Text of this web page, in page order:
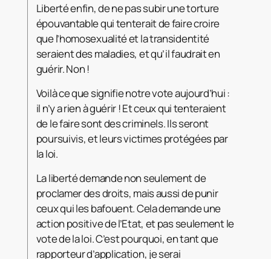
Liberté enfin, de ne pas subir une torture
épouvantable qui tenterait de faire croire
que l’homosexualité et la transidentité
seraient des maladies, et qu’il faudrait en
guérir. Non !
Voilà ce que signifie notre vote aujourd’hui :
il n’y a rien à guérir ! Et ceux qui tenteraient
de le faire sont des criminels. Ils seront
poursuivis, et leurs victimes protégées par
la loi.
La liberté demande non seulement de
proclamer des droits, mais aussi de punir
ceux qui les bafouent. Cela demande une
action positive de l’Etat, et pas seulement le
vote de la loi. C’est pourquoi, en tant que
rapporteur d’application, je serai